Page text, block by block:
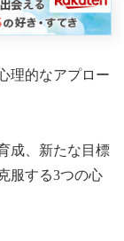
理的なアプロー
成、新たな目標
服する3つの心